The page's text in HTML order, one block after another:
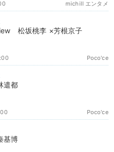
michill エンタメ
松坂桃李 ×芳根京子
Poco'ce
都
Poco'ce
博